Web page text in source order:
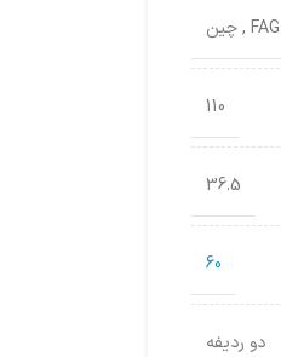
FAG
,چین
110
36.5
60
دو ردیفه